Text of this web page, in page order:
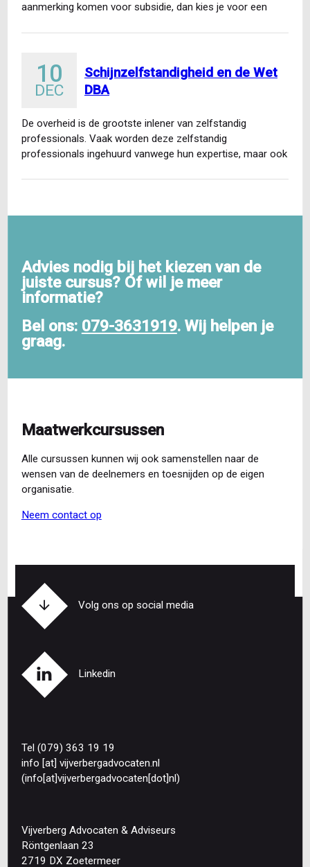
aanmerking komen voor subsidie, dan kies je voor een
10
DEC
Schijnzelfstandigheid en de Wet
DBA
De overheid is de grootste inlener van zelfstandig
professionals. Vaak worden deze zelfstandig
professionals ingehuurd vanwege hun expertise, maar ook
Advies nodig bij het kiezen van de
juiste cursus? Of wil je meer
informatie?
Bel ons: 079-3631919. Wij helpen je
graag.
Maatwerkcursussen
Alle cursussen kunnen wij ook samenstellen naar de
wensen van de deelnemers en toesnijden op de eigen
organisatie.
Neem contact op
Volg ons op social media
Linkedin
Tel (079) 363 19 19
info [at] vijverbergadvocaten nl
(info[at]vijverbergadvocaten[dot]nl)
Vijverberg Advocaten & Adviseurs
Röntgenlaan 23
2719 DX Zoetermeer